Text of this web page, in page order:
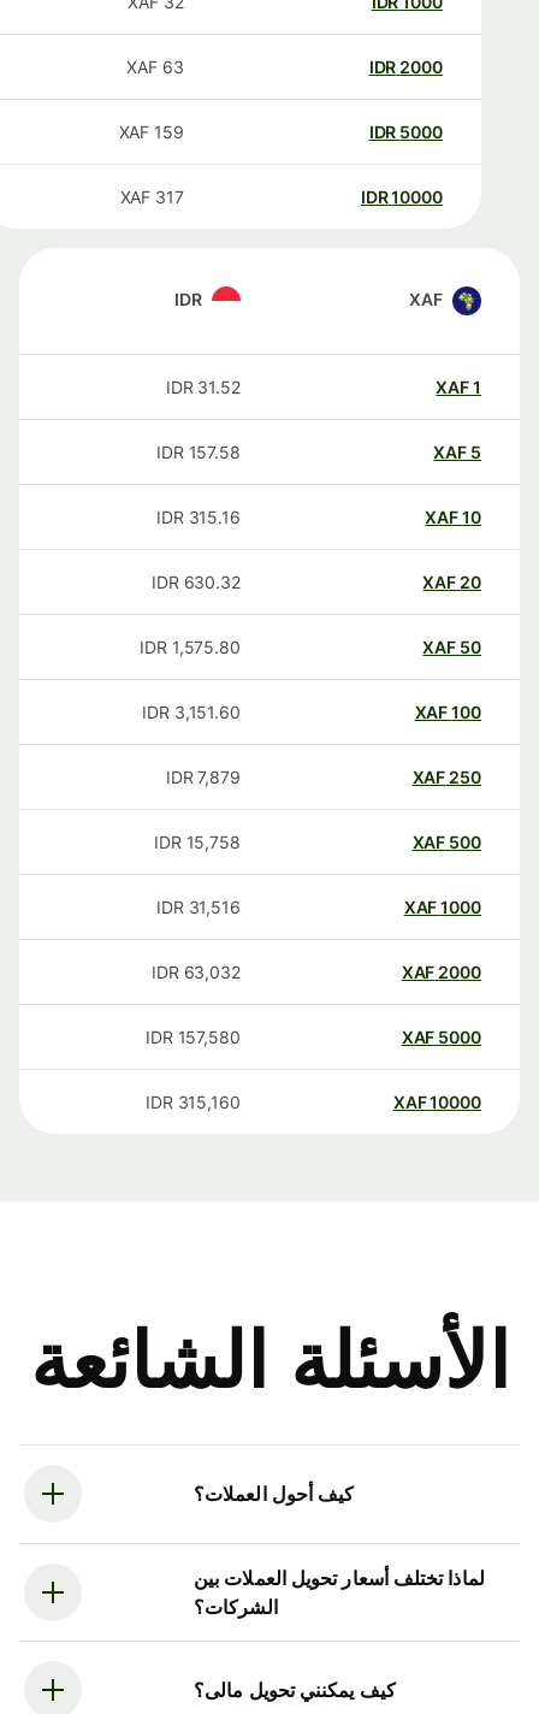
2000
IDR
63
XAF
5000
IDR
159
XAF
10000
IDR
317
XAF
XAF
IDR
XAF
31.52
IDR
XAF
157.58
IDR
XAF
315.16
IDR
20
XAF
630.32
IDR
50
XAF
1,575.80
IDR
100
XAF
3,151.60
IDR
250
XAF
7,879
IDR
500
XAF
15,758
IDR
1000
XAF
31,516
IDR
2000
XAF
63,032
IDR
5000
XAF
157,580
IDR
10000
XAF
315,160
IDR
الأسئلة الشائعة
كيف أحول العملات؟
لماذا تختلف أسعار تحويل العملات بين
الشركات؟
كيف يمكنني تحويل مالى؟